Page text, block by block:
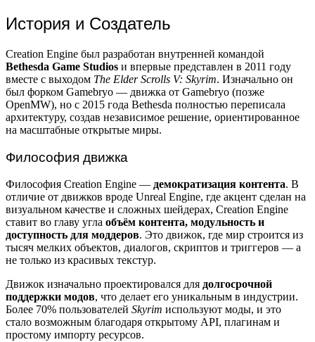
История и Создатель
Creation Engine был разработан внутренней командой
Bethesda Game Studios и впервые представлен в 2011 году
вместе с выходом The Elder Scrolls V: Skyrim. Изначально он
был форком Gamebryo — движка от Gamebryo (позже
OpenMW), но с 2015 года Bethesda полностью переписала
архитектуру, создав независимое решение, ориентированное
на масштабные открытые миры.
Философия движка
Философия Creation Engine — демократизация контента. В
отличие от движков вроде Unreal Engine, где акцент сделан на
визуальном качестве и сложных шейдерах, Creation Engine
ставит во главу угла объём контента, модульность и
доступность для моддеров. Это движок, где мир строится из
тысяч мелких объектов, диалогов, скриптов и триггеров — а
не только из красивых текстур.
Движок изначально проектировался для долгосрочной
поддержки модов, что делает его уникальным в индустрии.
Более 70% пользователей Skyrim используют моды, и это
стало возможным благодаря открытому API, плагинам и
простому импорту ресурсов.